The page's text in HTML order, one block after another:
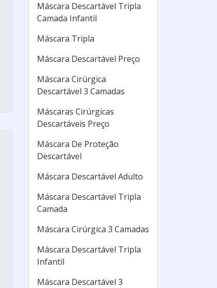
Máscara Descartável Tripla
Camada Infantil
Máscara Tripla
Máscara Descartável Preço
Máscara Cirúrgica
Descartável 3 Camadas
Máscaras Cirúrgicas
Descartáveis Preço
Máscara De Proteção
Descartável
Máscara Descartável Adulto
Máscara Descartável Tripla
Camada
Máscara Cirúrgica 3 Camadas
Máscara Descartável Tripla
Infantil
Máscara Descartável 3